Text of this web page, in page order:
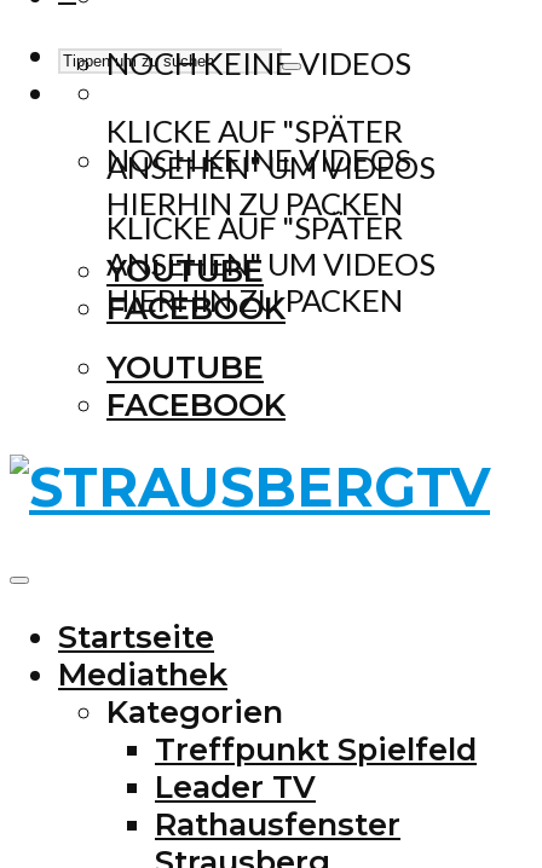
NOCH KEINE VIDEOS
KLICKE AUF "SPÄTER
ANSEHEN" UM VIDEOS
HIERHIN ZU PACKEN
YOUTUBE
FACEBOOK
NOCH KEINE VIDEOS
KLICKE AUF "SPÄTER
ANSEHEN" UM VIDEOS
HIERHIN ZU PACKEN
YOUTUBE
FACEBOOK
Startseite
Mediathek
Kategorien
Treffpunkt Spielfeld
Leader TV
Rathausfenster